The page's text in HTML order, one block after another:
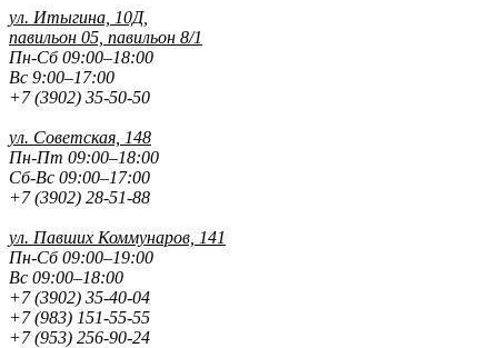
ул. Итыгина, 10Д,
павильон 05, павильон 8/1
Пн-Сб 09:00–18:00
Вс 9:00–17:00
+7 (3902) 35-50-50
ул. Советская, 148
Пн-Пт 09:00–18:00
Сб-Вс 09:00–17:00
+7 (3902) 28-51-88
ул. Павших Коммунаров, 141
Пн-Сб 09:00–19:00
Вс 09:00–18:00
+7 (3902) 35-40-04
+7 (983) 151-55-55
+7 (953) 256-90-24